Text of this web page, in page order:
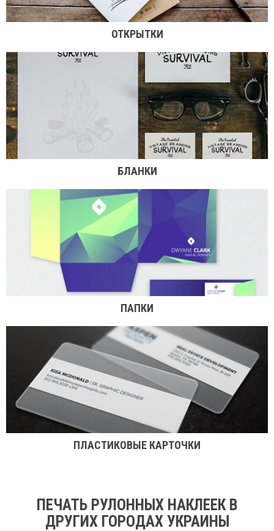
ОТКРЫТКИ
БЛАНКИ
ПАПКИ
ПЛАСТИКОВЫЕ КАРТОЧКИ
ПЕЧАТЬ РУЛОННЫХ НАКЛЕЕК В
ДРУГИХ ГОРОДАХ УКРАИНЫ